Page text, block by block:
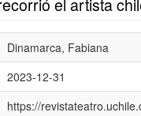
Dinamarca, Fabiana
2023-12-31
https://